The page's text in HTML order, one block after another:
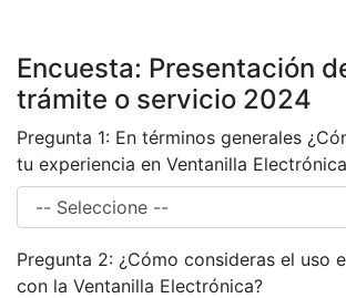
Encuesta: Presentación
trámite o servicio 2024
Pregunta 1: En términos generales
tu experiencia en Ventanilla
Pregunta 2: ¿Cómo consideras el uso
con la Ventanilla Electrónica?